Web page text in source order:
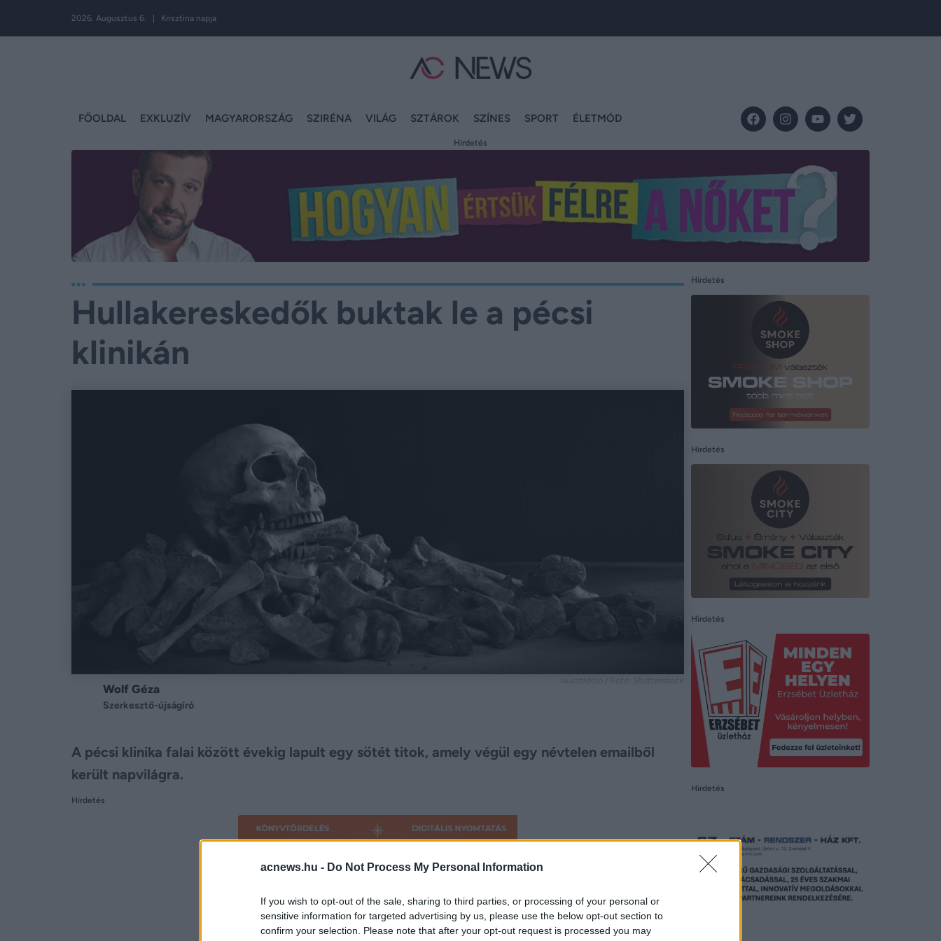
acnews.hu - Do Not Process My Personal Information
If you wish to opt-out of the sale, sharing to third parties, or processing of your personal or
sensitive information for targeted advertising by us, please use the below opt-out section to
confirm your selection. Please note that after your opt-out request is processed you may
2026. Augusztus 6. | Krisztina napja
FŐOLDAL EXKLUZÍV MAGYARORSZÁG SZIRÉNA VILÁG SZTÁROK SZÍNES SPORT ÉLETMÓD
Hirdetés
Hullakereskedők buktak le a pécsi
klinikán
Wolf Géza
Szerkesztő-újságíró
A pécsi klinika falai között évekig lapult egy sötét titok, amely végül egy névtelen emailből
került napvilágra.
Hirdetés
Hirdetés
Hirdetés
Hirdetés
Hirdetés